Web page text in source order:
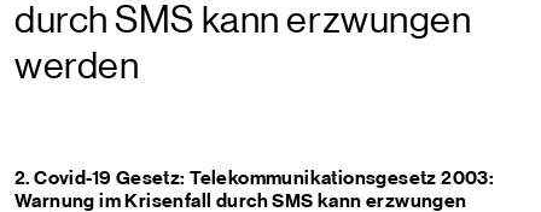
durch SMS kann erzwungen
werden
2. Covid-19 Gesetz: Telekommunikationsgesetz 2003:
Warnung im Krisenfall durch SMS kann erzwungen